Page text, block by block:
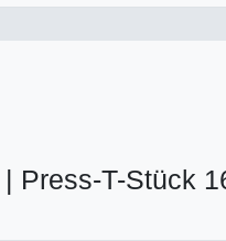
| Press-T-Stück